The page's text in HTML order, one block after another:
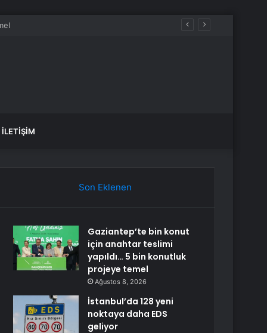
İLETIŞIM
Son Eklenen
Gaziantep’te bin konut
için anahtar teslimi
yapıldı… 5 bin konutluk
projeye temel
Ağustos 8, 2026
İstanbul’da 128 yeni
noktaya daha EDS
geliyor